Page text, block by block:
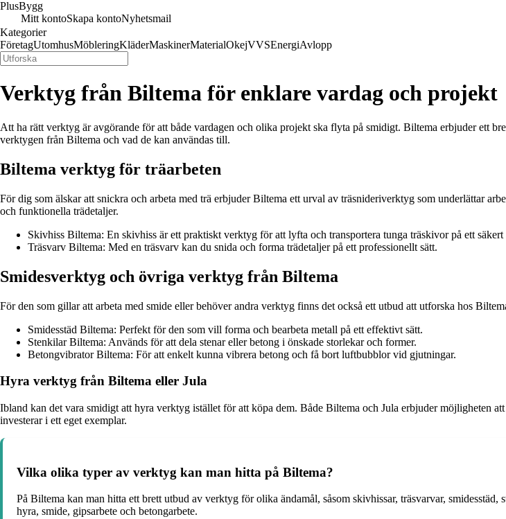
PlusBygg
Mitt kontoSkapa kontoNyhetsmail
Kategorier
FöretagUtomhusMöbleringKläderMaskinerMaterialOkejVVSEnergiAvlopp
Verktyg från Biltema för enklare vardag och projekt
Att ha rätt verktyg är avgörande för att både vardagen och olika projekt ska flyta på smidigt. Biltema erbjuder ett
verktygen från Biltema och vad de kan användas till.
Biltema verktyg för träarbeten
För dig som älskar att snickra och arbeta med trä erbjuder Biltema ett urval av träsnideriverktyg som underlättar
och funktionella trädetaljer.
Skivhiss Biltema: En skivhiss är ett praktiskt verktyg för att lyfta och transportera tunga träskivor på ett säkert
Träsvarv Biltema: Med en träsvarv kan du snida och forma trädetaljer på ett professionellt sätt.
Smidesverktyg och övriga verktyg från Biltema
För den som gillar att arbeta med smide eller behöver andra verktyg finns det också ett utbud att utforska hos
Smidesstäd Biltema: Perfekt för den som vill forma och bearbeta metall på ett effektivt sätt.
Stenkilar Biltema: Används för att dela stenar eller betong i önskade storlekar och former.
Betongvibrator Biltema: För att enkelt kunna vibrera betong och få bort luftbubblor vid gjutningar.
Hyra verktyg från Biltema eller Jula
Ibland kan det vara smidigt att hyra verktyg istället för att köpa dem. Både Biltema och Jula erbjuder möjligheten
investerar i ett eget exemplar.
Vilka olika typer av verktyg kan man hitta på Biltema?
På Biltema kan man hitta ett brett utbud av verktyg för olika ändamål, såsom skivhissar, träsvarvar,
hyra, smide, gipsarbete och betongarbete.